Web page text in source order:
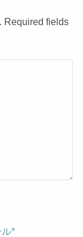
Required fields
ル*